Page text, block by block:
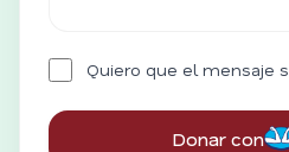
Quiero que el mensaje
Donar con